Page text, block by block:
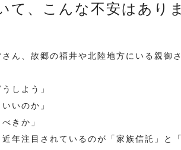
て、こんな不安はあり
ん、故郷の福井や北陸地方にいる親御
しよう」
いのか」
きか」
年注目されているのが「家族信託」